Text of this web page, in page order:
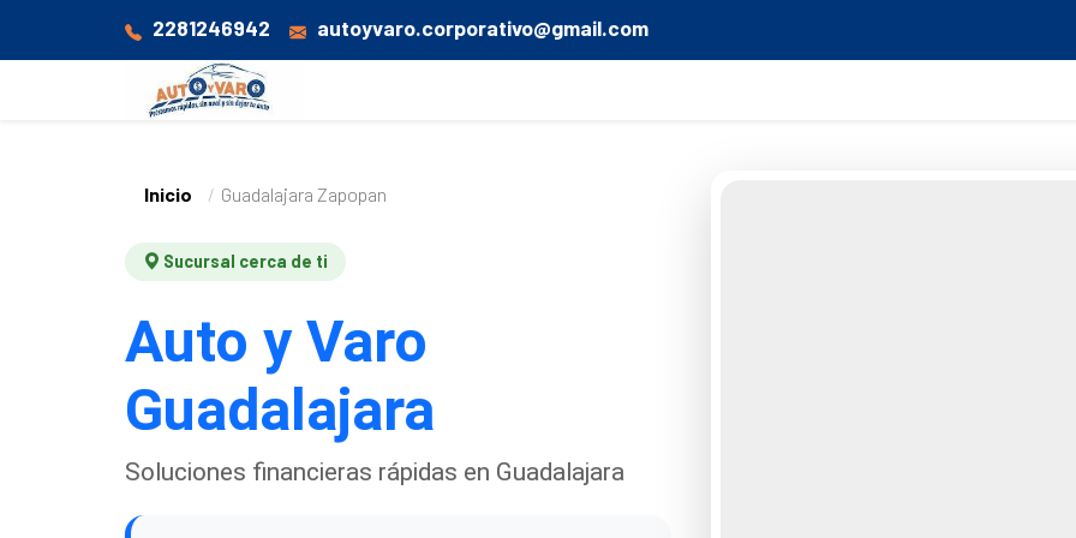
2281246942 autoyvaro.corporativo@gmail.com
Inicio Guadalajara Zapopan
Sucursal cerca de ti
Auto y Varo
Guadalajara
Soluciones financieras rápidas en Guadalajara